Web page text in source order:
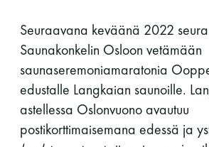
Seuraavana keväänä 2022 seura
Saunakonkelin Osloon vetämään
saunaseremoniamaratonia
edustalle Langkaian saunoille.
astellessa Oslonvuono avautuu
postikorttimaisemana edessä ja